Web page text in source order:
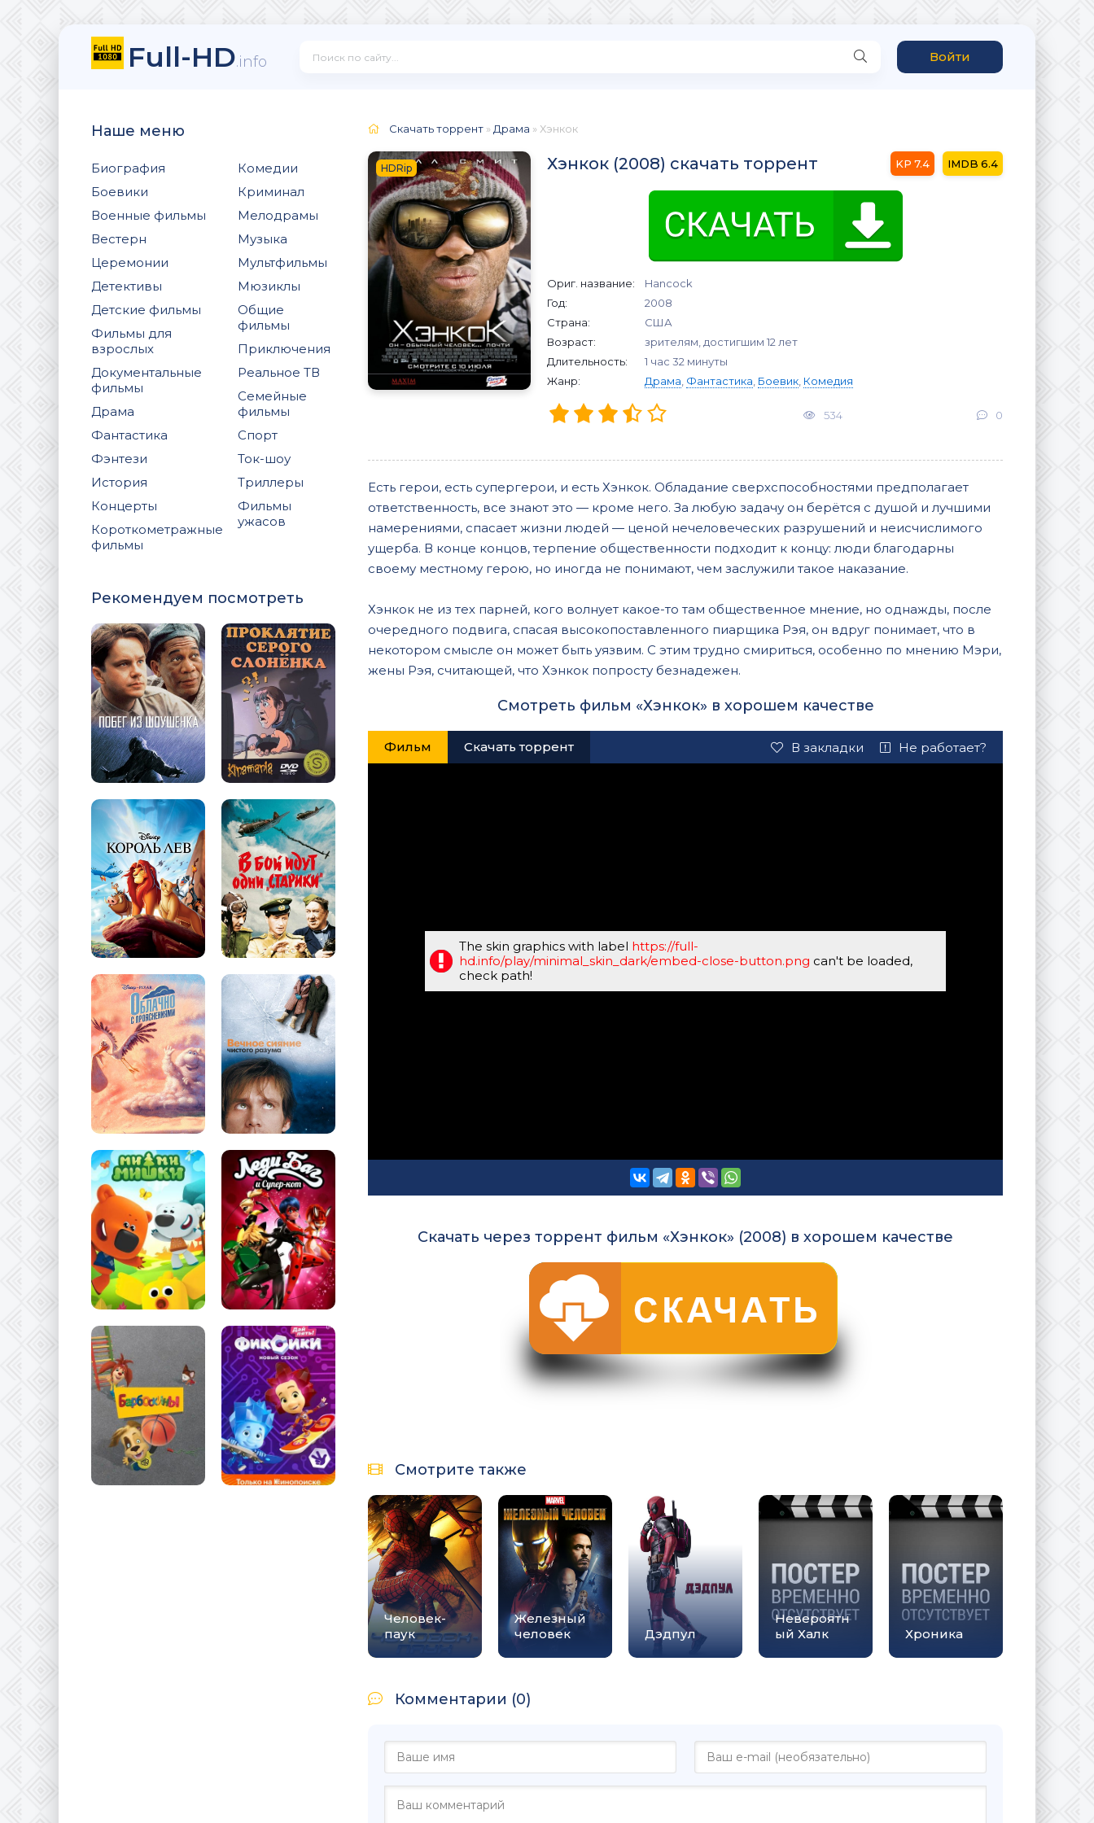
Full-HD.info Войти
Наше меню
Биография
Боевики
Военные фильмы
Вестерн
Церемонии
Детективы
Детские фильмы
Фильмы для
взрослых
Документальные
фильмы
Драма
Фантастика
Фэнтези
История
Концерты
Короткометражные
фильмы
Комедии
Криминал
Мелодрамы
Музыка
Мультфильмы
Мюзиклы
Общие
фильмы
Приключения
Реальное ТВ
Семейные
фильмы
Спорт
Ток-шоу
Триллеры
Фильмы
ужасов
Рекомендуем посмотреть
Скачать торрент » Драма » Хэнкок
HDRip Хэнкок (2008) скачать торрент 7.4 6.4
Ориг. название:
Hancock
Год:
2008
Страна:
США
Возраст:
зрителям, достигшим 12 лет
Длительность:
1 час 32 минуты
Жанр:
Драма Фантастика Боевик Комедия
534 0
Есть герои, есть супергерои, и есть Хэнкок. Обладание сверхспособностями предполагает
ответственность, все знают это — кроме него. За любую задачу он берётся с душой и лучшими
намерениями, спасает жизни людей — ценой нечеловеческих разрушений и неисчислимого
ущерба. В конце концов, терпение общественности подходит к концу: люди благодарны
своему местному герою, но иногда не понимают, чем заслужили такое наказание.
Хэнкок не из тех парней, кого волнует какое-то там общественное мнение, но однажды, после
очередного подвига, спасая высокопоставленного пиарщика Рэя, он вдруг понимает, что в
некотором смысле он может быть уязвим. С этим трудно смириться, особенно по мнению Мэри,
жены Рэя, считающей, что Хэнкок попросту безнадежен.
Смотреть фильм «Хэнкок» в хорошем качестве
Фильм Скачать торрент В закладки Не работает?
The skin graphics with label https://full-
hd.info/play/minimal_skin_dark/embed-close-button.png can't be loaded,
check path!
Скачать через торрент фильм «Хэнкок» (2008) в хорошем качестве
Смотрите также
Человек-
паук
Железный
человек
Дэдпул
Невероятн
ый Халк
Хроника
Комментарии (0)